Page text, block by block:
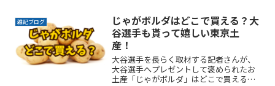
いう安心感が欲しい時間料金を気にせず
楽しみたい駐車場を探すのReadMore...
雑記ブログ
じゃがボルダはどこで買える？大
谷選手も貰って嬉しい東京土
産！
大谷選手を長らく取材する記者さんが、
大谷選手へプレゼントして褒められたお
土産「じゃがボルダ」はどこで買えるの